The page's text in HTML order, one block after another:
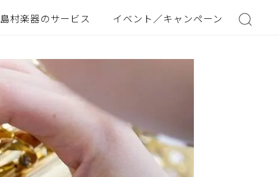
島村楽器のサービス イベント／キャンペーン